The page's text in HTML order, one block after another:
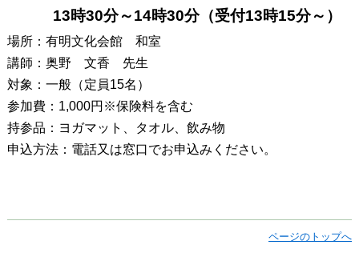
13時30分～14時30分（受付13時15分～）
場所：有明文化会館 和室
講師：奥野 文香 先生
対象：一般（定員15名）
参加費：1,000円※保険料を含む
持参品：ヨガマット、タオル、飲み物
申込方法：電話又は窓口でお申込みください。
ページのトップへ